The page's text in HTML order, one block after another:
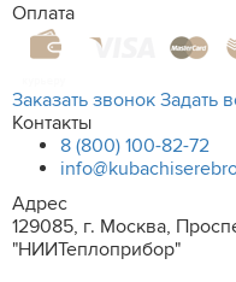
Оплата
Заказать звонок Задать
Контакты
8 (800) 100-82-72
Адрес
129085, г. Москва,
"НИИТеплоприбор"